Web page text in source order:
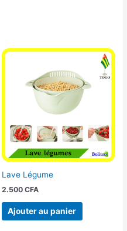
Lave Légume
2.500 CFA
Ajouter au panier